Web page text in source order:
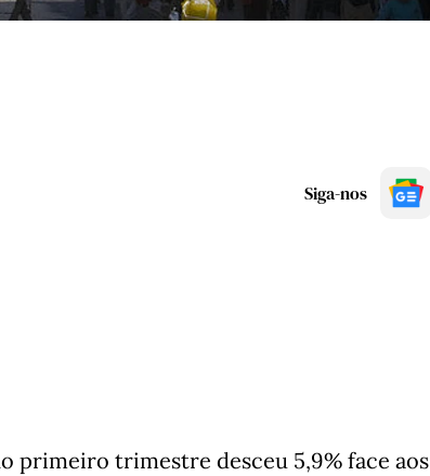
Siga-nos
primeiro trimestre desceu 5,9% face aos